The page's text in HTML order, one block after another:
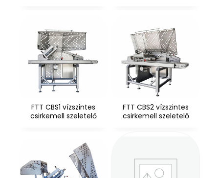
FTT CBS1 vízszintes
csirkemell szeletelő
FTT CBS2 vízszintes
csirkemell szeletelő